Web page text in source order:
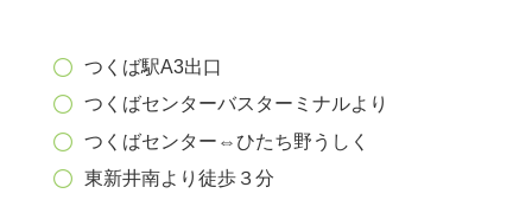
つくば駅A3出口
つくばセンターバスターミナルより
つくばセンター⇔ひたち野うしく
東新井南より徒歩３分